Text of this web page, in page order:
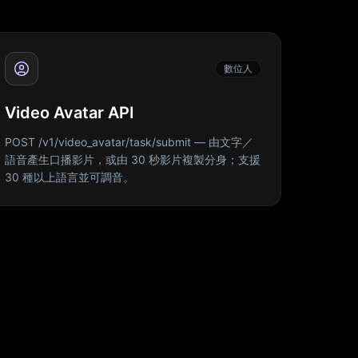
數位人
Video Avatar API
POST /v1/video_avatar/task/submit — 由文字／
語音產生口播影片，或由 30 秒影片複製分身；支援
30 種以上語言並可調音。